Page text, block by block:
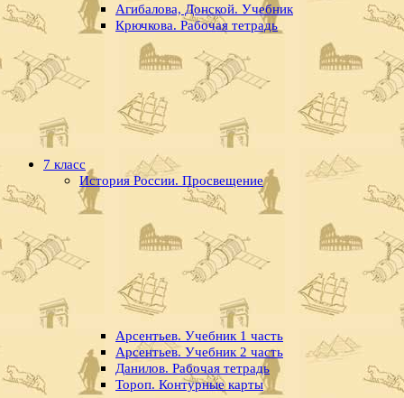
Агибалова, Донской. Учебник
Крючкова. Рабочая тетрадь
7 класс
История России. Просвещение
Арсентьев. Учебник 1 часть
Арсентьев. Учебник 2 часть
Данилов. Рабочая тетрадь
Тороп. Контурные карты